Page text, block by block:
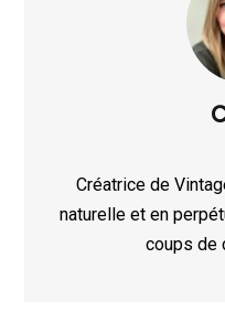
Créatrice de
naturelle et en
coups de